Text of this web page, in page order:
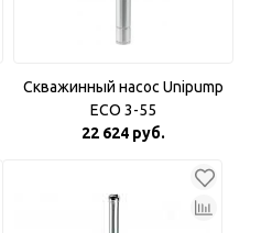
Скважинный насос Unipump
ECO 3-55
22 624 руб.